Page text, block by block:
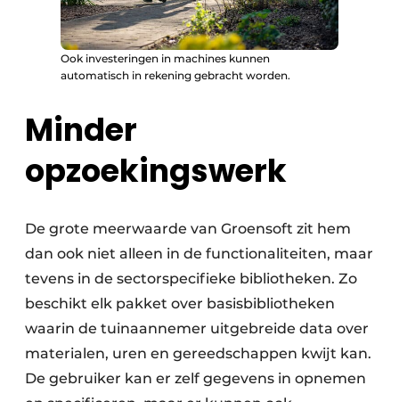
Ook investeringen in machines kunnen
automatisch in rekening gebracht worden.
Minder
opzoekingswerk
De grote meerwaarde van Groensoft zit hem
dan ook niet alleen in de functionaliteiten, maar
tevens in de sectorspecifieke bibliotheken. Zo
beschikt elk pakket over basisbibliotheken
waarin de tuinaannemer uitgebreide data over
materialen, uren en gereedschappen kwijt kan.
De gebruiker kan er zelf gegevens in opnemen